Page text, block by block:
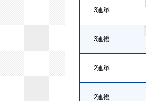
3連単
3連複
2連単
2連複